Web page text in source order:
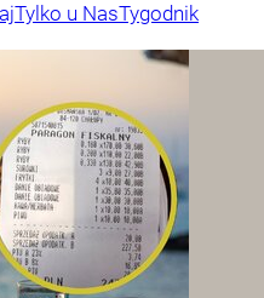
Tylko u NasTygodnik